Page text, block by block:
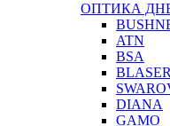
ОПТИКА
ATN
BSA
BLASER
DIANA
GAMO